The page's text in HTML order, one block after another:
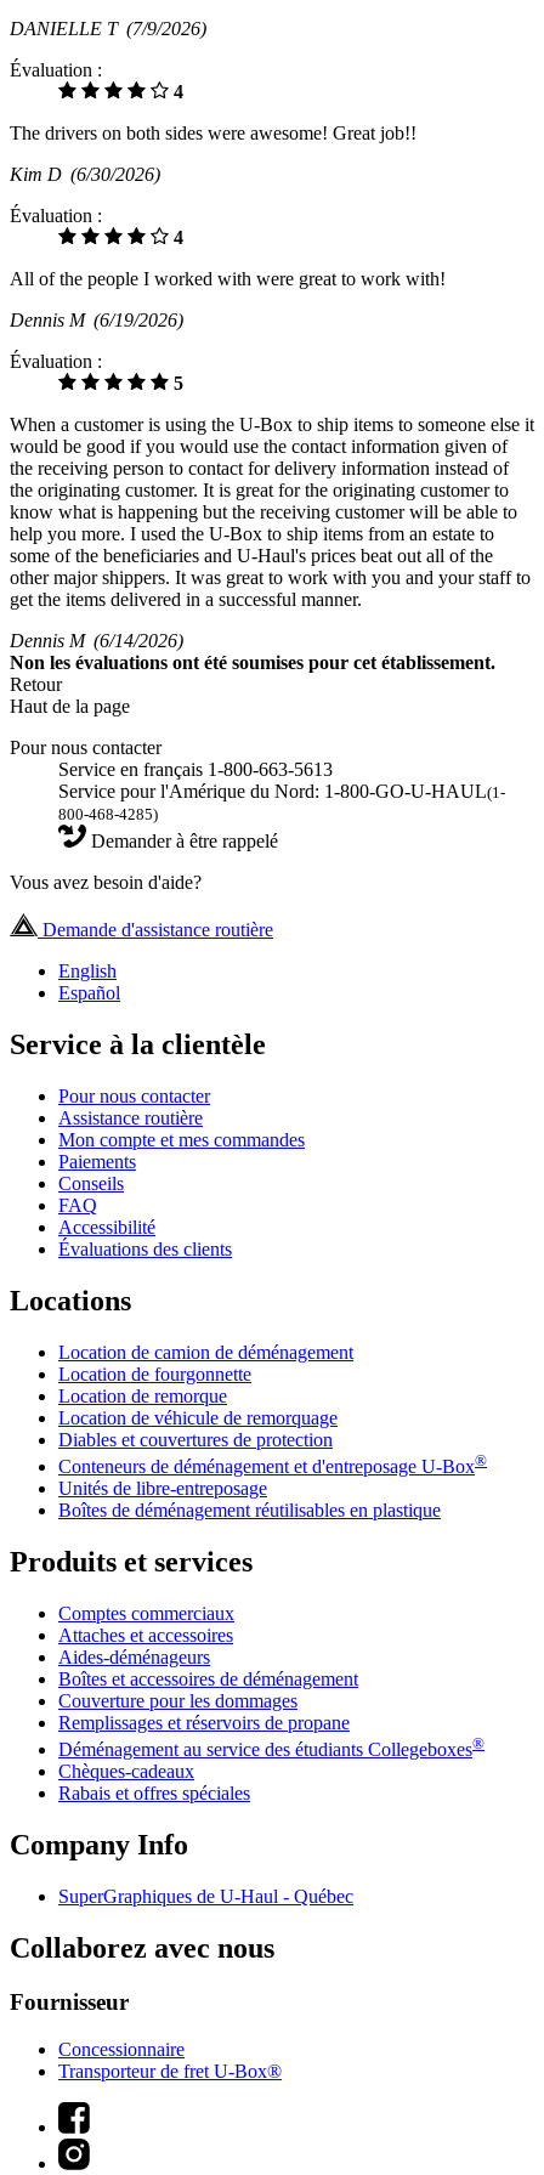
DANIELLE T (7/9/2026)
Évaluation :
4
The drivers on both sides were awesome! Great job!!
Kim D (6/30/2026)
Évaluation :
4
All of the people I worked with were great to work with!
Dennis M (6/19/2026)
Évaluation :
5
When a customer is using the U-Box to ship items to someone else it
would be good if you would use the contact information given of
the receiving person to contact for delivery information instead of
the originating customer. It is great for the originating customer to
know what is happening but the receiving customer will be able to
help you more. I used the U-Box to ship items from an estate to
some of the beneficiaries and U-Haul's prices beat out all of the
other major shippers. It was great to work with you and your staff to
get the items delivered in a successful manner.
Dennis M (6/14/2026)
Non les évaluations ont été soumises pour cet établissement.
Retour
Haut de la page
Pour nous contacter
Service en français 1-800-663-5613
Service pour l'Amérique du Nord: 1-800-GO-U-HAUL(1-
800-468-4285)
Demander à être rappelé
Vous avez besoin d'aide?
Demande d'assistance routière
English
Español
Service à la clientèle
Pour nous contacter
Assistance routière
Mon compte et mes commandes
Paiements
Conseils
FAQ
Accessibilité
Évaluations des clients
Locations
Location de camion de déménagement
Location de fourgonnette
Location de remorque
Location de véhicule de remorquage
Diables et couvertures de protection
Conteneurs de déménagement et d'entreposage U-Box®
Unités de libre-entreposage
Boîtes de déménagement réutilisables en plastique
Produits et services
Comptes commerciaux
Attaches et accessoires
Aides-déménageurs
Boîtes et accessoires de déménagement
Couverture pour les dommages
Remplissages et réservoirs de propane
Déménagement au service des étudiants Collegeboxes®
Chèques-cadeaux
Rabais et offres spéciales
Company Info
SuperGraphiques de U-Haul - Québec
Collaborez avec nous
Fournisseur
Concessionnaire
Transporteur de fret U-Box®